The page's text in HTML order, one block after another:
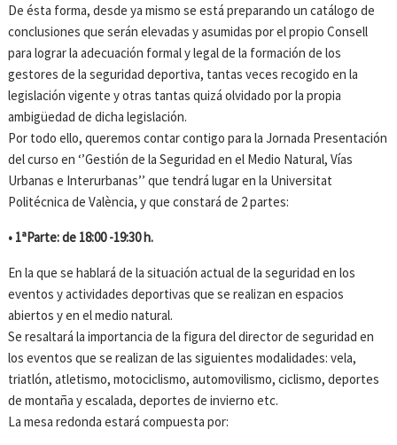
De ésta forma, desde ya mismo se está preparando un catálogo de
conclusiones que serán elevadas y asumidas por el propio Consell
para lograr la adecuación formal y legal de la formación de los
gestores de la seguridad deportiva, tantas veces recogido en la
legislación vigente y otras tantas quizá olvidado por la propia
ambigüedad de dicha legislación.
Por todo ello, queremos contar contigo para la Jornada Presentación
del curso en ‘’Gestión de la Seguridad en el Medio Natural, Vías
Urbanas e Interurbanas’’ que tendrá lugar en la Universitat
Politécnica de València, y que constará de 2 partes:
• 1ªParte: de 18:00 -19:30 h.
En la que se hablará de la situación actual de la seguridad en los
eventos y actividades deportivas que se realizan en espacios
abiertos y en el medio natural.
Se resaltará la importancia de la figura del director de seguridad en
los eventos que se realizan de las siguientes modalidades: vela,
triatlón, atletismo, motociclismo, automovilismo, ciclismo, deportes
de montaña y escalada, deportes de invierno etc.
La mesa redonda estará compuesta por: